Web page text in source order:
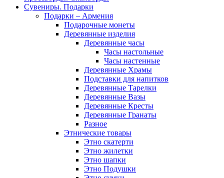
Сувениры. Подарки
Подарки – Армения
Подарочные монеты
Деревянные изделия
Деревянные часы
Часы настольные
Часы настенные
Деревянные Храмы
Подставки для напитков
Деревянные Тарелки
Деревянные Вазы
Деревянные Кресты
Деревянные Гранаты
Разное
Этнические товары
Этно скатерти
Этно жилетки
Этно шапки
Этно Подушки